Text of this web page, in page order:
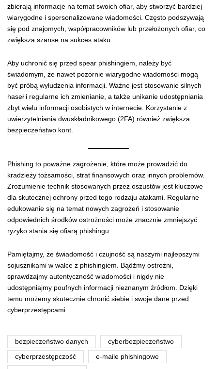
zbierają informacje na temat swoich ofiar, aby stworzyć bardziej
wiarygodne i spersonalizowane wiadomości. Często podszywają
się pod znajomych, współpracowników lub przełożonych ofiar, co
zwiększa szanse na sukces ataku.
Aby uchronić się przed spear phishingiem, należy być
świadomym, że nawet pozornie wiarygodne wiadomości mogą
być próbą wyłudzenia informacji. Ważne jest stosowanie silnych
haseł i regularne ich zmienianie, a także unikanie udostępniania
zbyt wielu informacji osobistych w internecie. Korzystanie z
uwierzytelniania dwuskładnikowego (2FA) również zwiększa
bezpieczeństwo kont.
Phishing to poważne zagrożenie, które może prowadzić do
kradzieży tożsamości, strat finansowych oraz innych problemów.
Zrozumienie technik stosowanych przez oszustów jest kluczowe
dla skutecznej ochrony przed tego rodzaju atakami. Regularne
edukowanie się na temat nowych zagrożeń i stosowanie
odpowiednich środków ostrożności może znacznie zmniejszyć
ryzyko stania się ofiarą phishingu.
Pamiętajmy, że świadomość i czujność są naszymi najlepszymi
sojusznikami w walce z phishingiem. Bądźmy ostrożni,
sprawdzajmy autentyczność wiadomości i nigdy nie
udostępniajmy poufnych informacji nieznanym źródłom. Dzięki
temu możemy skutecznie chronić siebie i swoje dane przed
cyberprzestępcami.
bezpieczeństwo danych cyberbezpieczeństwo
cyberprzestępczość e-maile phishingowe